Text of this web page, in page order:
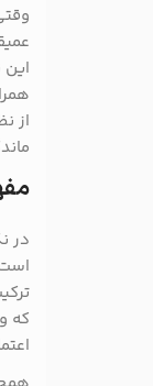
این
از
در
که